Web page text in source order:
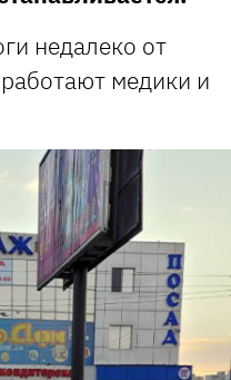
недалеко от
медики и